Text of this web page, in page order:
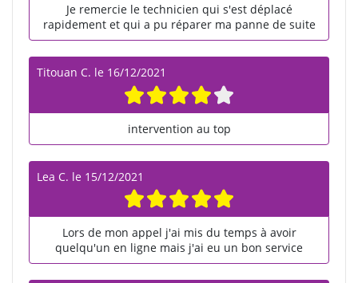
Je remercie le technicien qui s'est déplacé
rapidement et qui a pu réparer ma panne de suite
Titouan C. le 16/12/2021
intervention au top
Lea C. le 15/12/2021
Lors de mon appel j'ai mis du temps à avoir
quelqu'un en ligne mais j'ai eu un bon service